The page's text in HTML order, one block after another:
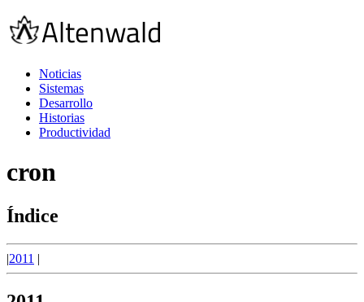
Noticias
Sistemas
Desarrollo
Historias
Productividad
cron
Índice
|2011 |